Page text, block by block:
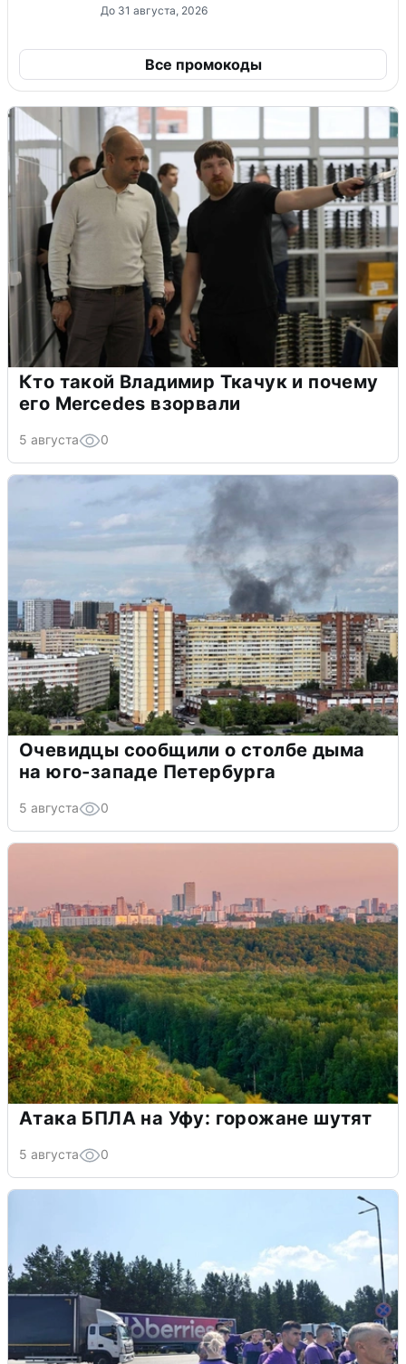
До 31 августа, 2026
Все промокоды
Кто такой Владимир Ткачук и почему
его Mercedes взорвали
5 августа 0
Очевидцы сообщили о столбе дыма
на юго-западе Петербурга
5 августа 0
Атака БПЛА на Уфу: горожане шутят
5 августа 0